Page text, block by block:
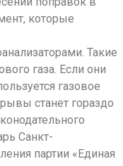
которые
Такие
газа. Если они
газовое
станет гораздо
Санкт-
партии «Единая